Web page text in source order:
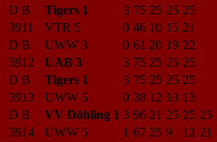
D B
Tigers 1 3 75 25 25 25
3911
VTR 5 0 46 10 15 21
D B
UWW 3 0 61 20 19 22
3912
UAB 3 3 75 25 25 25
D B
Tigers 1 3 75 25 25 25
3913
UWW 5 0 38 12 13 13
D B
VV Döbling 1 3 96 21 25 25 25
3914
UWW 5 1 67 25 9 12 21